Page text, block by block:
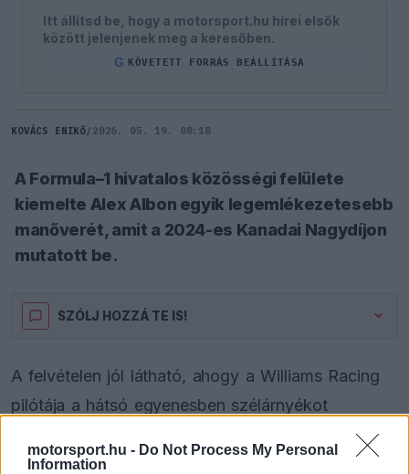
motorsport.hu - Do Not Process My Personal
Information
Itt állítsd be, hogy a motorsport.hu hírei elsők
között jelenjenek meg a keresőben.
G KÖVETETT FORRÁS BEÁLLÍTÁSA
KOVÁCS ENIKŐ/ 2026. 05. 19. 08:18
A Formula–1 hivatalos közösségi felülete
kiemelte Alex Albon egyik legemlékezetesebb
manőverét, amit a 2024-es Kanadai Nagydíjon
mutatott be.
SZÓLJ HOZZÁ TE IS!
A felvételen jól látható, ahogy a Williams Racing
pilótája a hátsó egyenesben szélárnyékot
használva közelítette meg Daniel Ricciardo és
Esteban Ocon
autóját, majd a sikánnál rendkívül